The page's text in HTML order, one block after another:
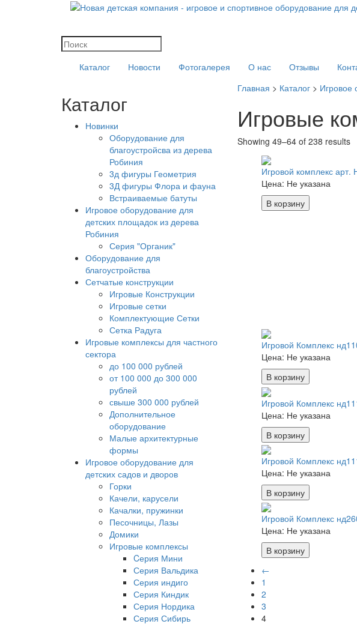
Каталог Новости Фотогалерея О нас Отзывы
Каталог
Новинки
Оборудование для
благоустройсва из дерева
Робиния
3д фигуры Геометрия
3Д фигуры Флора и фауна
Встраиваемые батуты
Игровое оборудование для
детских площадок из дерева
Робиния
Серия "Органик"
Оборудование для
благоустройства
Сетчатые конструкции
Игровые Конструкции
Игровые сетки
Комплектующие Сетки
Сетка Радуга
Игровые комплексы для частного
сектора
до 100 000 рублей
от 100 000 до 300 000
рублей
свыше 300 000 рублей
Дополнительное
оборудование
Малые архитектурные
формы
Игровое оборудование для
детских садов и дворов
Горки
Качели, карусели
Качалки, пружинки
Песочницы, Лазы
Домики
Игровые комплексы
Cерия Мини
Серия Вальдика
Серия индиго
Серия Киндик
Серия Нордика
Серия Сибирь
Главная > Каталог> Игровое
Игровые
Showing 49–64 of 238 results
Игровой комплекс арт.
Цена: Не указана
В корзину
Игровой Комплекс
Цена: Не указана
В корзину
Игровой Комплекс
Цена: Не указана
В корзину
Игровой Комплекс
Цена: Не указана
В корзину
Игровой Комплекс
Цена: Не указана
В корзину
←
1
2
3
4